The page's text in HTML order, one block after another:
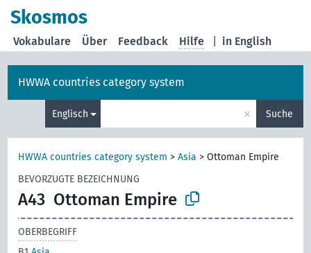
Skosmos
in English
Vokabulare Über Feedback Hilfe
HWWA countries category system
Englisch × Suche
HWWA countries category system >Asia >Ottoman Empire
BEVORZUGTE BEZEICHNUNG
A43 Ottoman Empire
OBERBEGRIFF